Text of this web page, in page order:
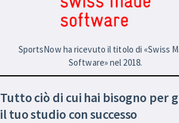
SportsNow ha ricevuto il titolo di «Swiss
Software» nel 2018.
Tutto ciò di cui hai bisogno per
il tuo studio con successo